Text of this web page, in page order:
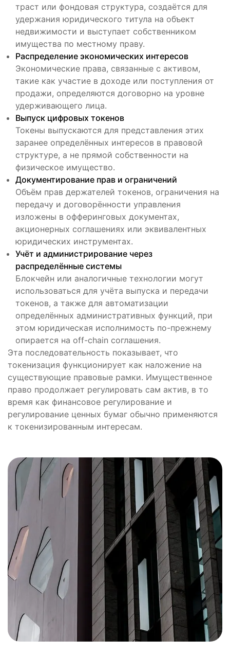
траст или фондовая структура, создаётся для
удержания юридического титула на объект
недвижимости и выступает собственником
имущества по местному праву.
Распределение экономических интересов
Экономические права, связанные с активом,
такие как участие в доходе или поступления от
продажи, определяются договорно на уровне
удерживающего лица.
Выпуск цифровых токенов
Токены выпускаются для представления этих
заранее определённых интересов в правовой
структуре, а не прямой собственности на
физическое имущество.
Документирование прав и ограничений
Объём прав держателей токенов, ограничения на
передачу и договорённости управления
изложены в офферинговых документах,
акционерных соглашениях или эквивалентных
юридических инструментах.
Учёт и администрирование через
распределённые системы
Блокчейн или аналогичные технологии могут
использоваться для учёта выпуска и передачи
токенов, а также для автоматизации
определённых административных функций, при
этом юридическая исполнимость по-прежнему
опирается на off-chain соглашения.
Эта последовательность показывает, что
токенизация функционирует как наложение на
существующие правовые рамки. Имущественное
право продолжает регулировать сам актив, в то
время как финансовое регулирование и
регулирование ценных бумаг обычно применяются
к токенизированным интересам.